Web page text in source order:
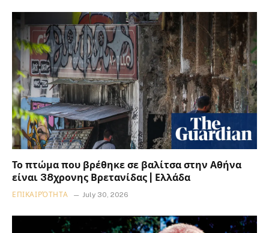
Το πτώμα που βρέθηκε σε βαλίτσα στην Αθήνα
είναι 38χρονης Βρετανίδας | Ελλάδα
ΕΠΙΚΑΙΡΌΤΗΤΑ July 30, 2026